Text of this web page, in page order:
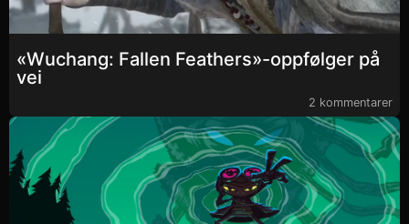
«Wuchang: Fallen Feathers»-oppfølger på
vei
2 kommentarer